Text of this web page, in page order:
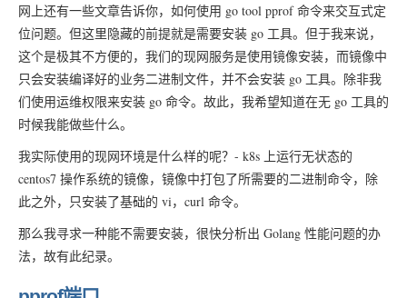
网上还有一些文章告诉你，如何使用 go tool pprof 命令来交互式定
位问题。但这里隐藏的前提就是需要安装 go 工具。但于我来说，
这个是极其不方便的，我们的现网服务是使用镜像安装，而镜像中
只会安装编译好的业务二进制文件，并不会安装 go 工具。除非我
们使用运维权限来安装 go 命令。故此，我希望知道在无 go 工具的
时候我能做些什么。
我实际使用的现网环境是什么样的呢？- k8s 上运行无状态的
centos7 操作系统的镜像，镜像中打包了所需要的二进制命令，除
此之外，只安装了基础的 vi，curl 命令。
那么我寻求一种能不需要安装，很快分析出 Golang 性能问题的办
法，故有此纪录。